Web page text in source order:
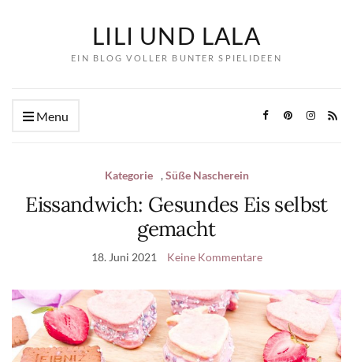
LILI UND LALA
EIN BLOG VOLLER BUNTER SPIELIDEEN
Menu
Kategorie ,Süße Nascherein
Eissandwich: Gesundes Eis selbst
gemacht
18. Juni 2021 Keine Kommentare